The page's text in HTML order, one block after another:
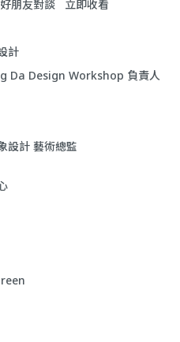
朋友對談 立即收看
計
Da Design Workshop 負責人
設計 藝術總監